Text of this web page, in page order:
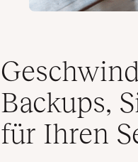
Backups,
für Ihren